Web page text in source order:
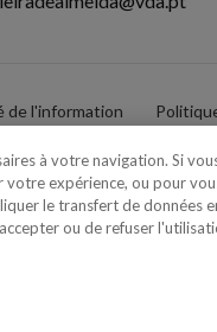
de l'information
à votre navigation. Si
expérience, ou pour
le transfert de données
ou de refuser